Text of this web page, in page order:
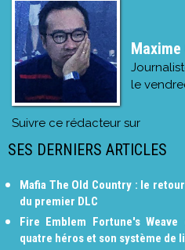
Maxime
le
Suivre ce rédacteur sur
SES DERNIERS ARTICLES
Mafia The Old Country : le
du premier DLC
Fire Emblem Fortune's
quatre héros et son système de